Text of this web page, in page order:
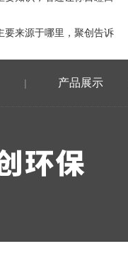
要来源于哪里，聚创告诉
| 产品展示